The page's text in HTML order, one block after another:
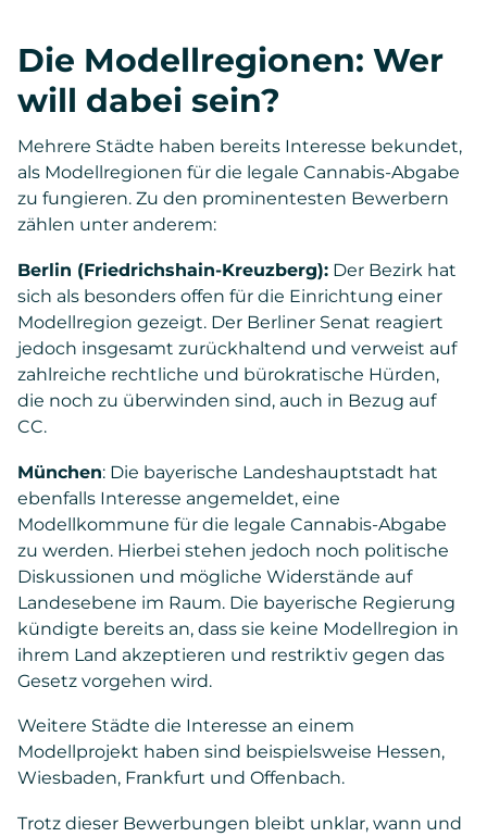
Die Modellregionen: Wer
will dabei sein?
Mehrere Städte haben bereits Interesse bekundet,
als Modellregionen für die legale Cannabis-Abgabe
zu fungieren. Zu den prominentesten Bewerbern
zählen unter anderem:
Berlin (Friedrichshain-Kreuzberg): Der Bezirk hat
sich als besonders offen für die Einrichtung einer
Modellregion gezeigt. Der Berliner Senat reagiert
jedoch insgesamt zurückhaltend und verweist auf
zahlreiche rechtliche und bürokratische Hürden,
die noch zu überwinden sind, auch in Bezug auf
CC.
München: Die bayerische Landeshauptstadt hat
ebenfalls Interesse angemeldet, eine
Modellkommune für die legale Cannabis-Abgabe
zu werden. Hierbei stehen jedoch noch politische
Diskussionen und mögliche Widerstände auf
Landesebene im Raum. Die bayerische Regierung
kündigte bereits an, dass sie keine Modellregion in
ihrem Land akzeptieren und restriktiv gegen das
Gesetz vorgehen wird.
Weitere Städte die Interesse an einem
Modellprojekt haben sind beispielsweise Hessen,
Wiesbaden, Frankfurt und Offenbach.
Trotz dieser Bewerbungen bleibt unklar, wann und